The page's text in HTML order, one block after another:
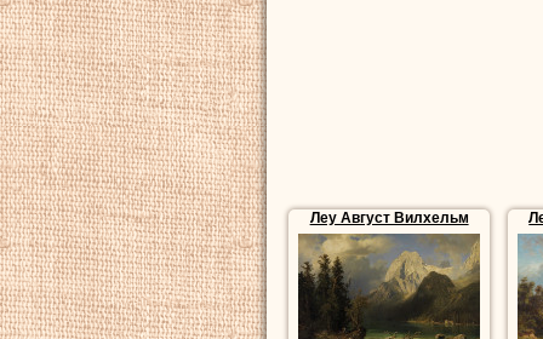
Купить
репродукции
художника,
Леу Август Вилхельм